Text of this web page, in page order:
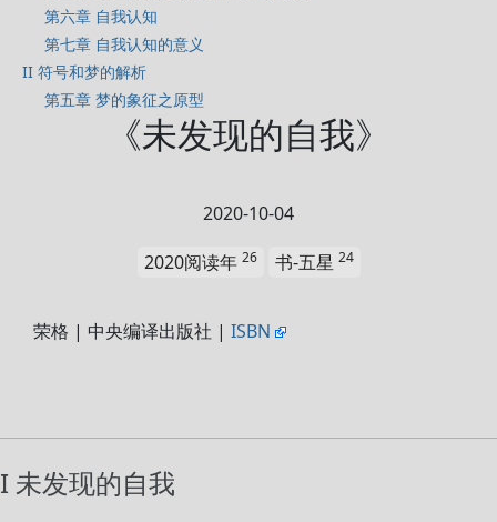
第六章 自我认知
第七章 自我认知的意义
II 符号和梦的解析
第五章 梦的象征之原型
《未发现的自我》
2020-10-04
2020阅读年 26 书-五星 24
荣格 | 中央编译出版社 | ISBN
I 未发现的自我